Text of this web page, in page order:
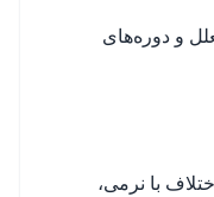
و دوره‌های
با نرمی،